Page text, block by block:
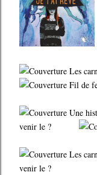
venir le ?
venir le ?